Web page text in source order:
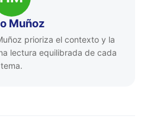
Muñoz
prioriza el contexto y la
lectura equilibrada de cada
tema.